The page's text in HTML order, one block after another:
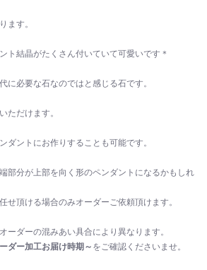
ます。
ト結晶がたくさん付いていて可愛いです＊
に必要な石なのではと感じる石です。
ただけます。
ダントにお作りすることも可能です。
部分が上部を向く形のペンダントになるかもしれ
せ頂ける場合のみオーダーご依頼頂けます。
ーダーの混みあい具合により異なります。
ダー加工お届け時期～ をご確認くださいませ。